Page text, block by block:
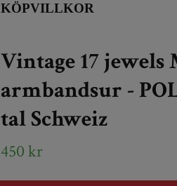
KÖPVILLKOR
Vintage 17
armbandsur -
tal Schweiz
450 kr